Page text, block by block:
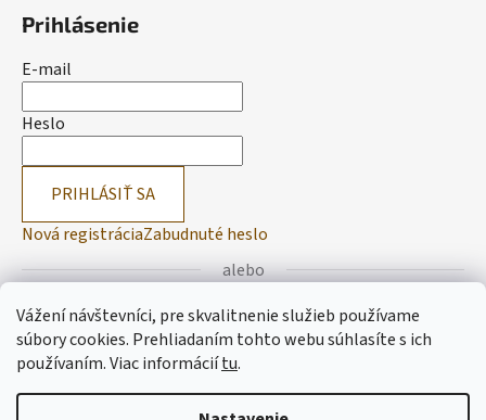
Vážení návštevníci, pre skvalitnenie služieb používame
súbory cookies. Prehliadaním tohto webu súhlasíte s ich
používaním.Viac informáciítu.
Prihlásenie
E-mail
Heslo
PRIHLÁSIŤ SA
Nová registráciaZabudnuté heslo
alebo
Prihlásiť sa cez Facebook
Prihlásiť sa cez Google